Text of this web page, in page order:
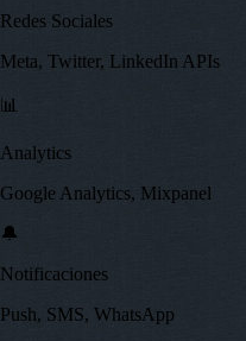
Redes Sociales
Meta, Twitter, LinkedIn APIs
📊
Analytics
Google Analytics, Mixpanel
🔔
Notificaciones
Push, SMS, WhatsApp